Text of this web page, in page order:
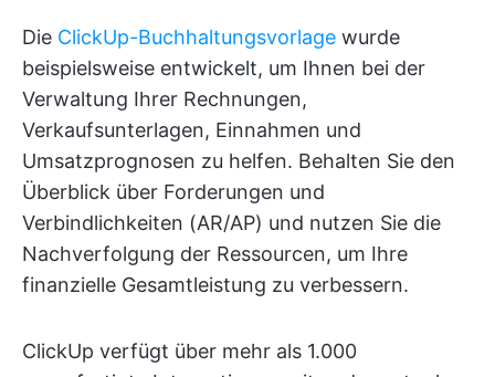
Die ClickUp-Buchhaltungsvorlage wurde
beispielsweise entwickelt, um Ihnen bei der
Verwaltung Ihrer Rechnungen,
Verkaufsunterlagen, Einnahmen und
Umsatzprognosen zu helfen. Behalten Sie den
Überblick über Forderungen und
Verbindlichkeiten (AR/AP) und nutzen Sie die
Nachverfolgung der Ressourcen, um Ihre
finanzielle Gesamtleistung zu verbessern.
ClickUp verfügt über mehr als 1.000